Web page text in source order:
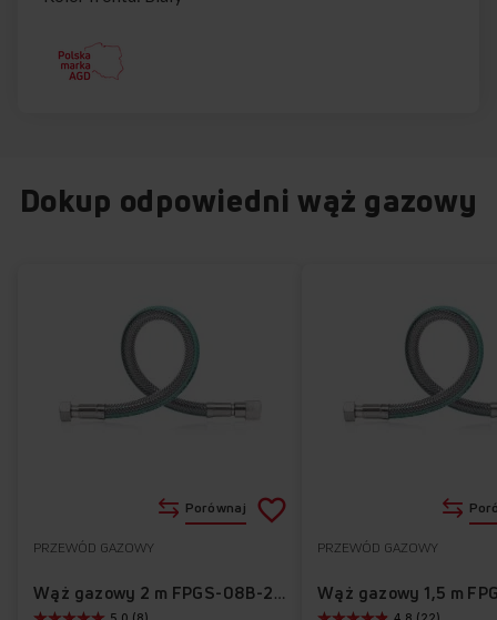
Dokup odpowiedni wąż gazowy
PRZEWÓD GAZOWY
Wąż gazowy 2 m FPGS-08B-200
Porównaj Dodaj
listyulubionych
PRZEWÓD GAZOWY